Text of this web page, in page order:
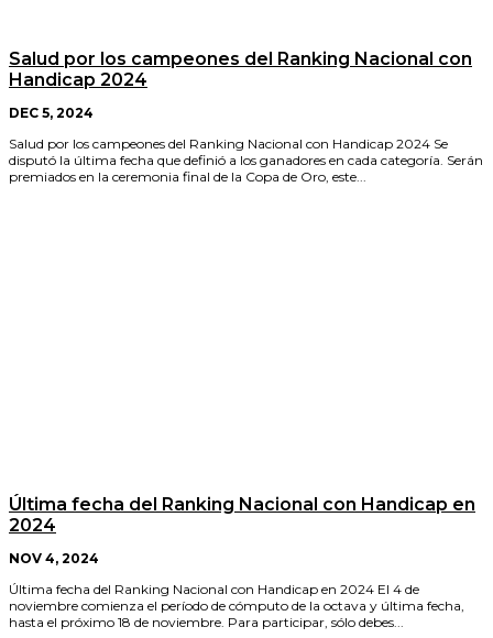
Salud por los campeones del Ranking Nacional con
Handicap 2024
DEC 5, 2024
Salud por los campeones del Ranking Nacional con Handicap 2024 Se
disputó la última fecha que definió a los ganadores en cada categoría. Serán
premiados en la ceremonia final de la Copa de Oro, este...
Última fecha del Ranking Nacional con Handicap en
2024
NOV 4, 2024
Última fecha del Ranking Nacional con Handicap en 2024 El 4 de
noviembre comienza el período de cómputo de la octava y última fecha,
hasta el próximo 18 de noviembre. Para participar, sólo debes...